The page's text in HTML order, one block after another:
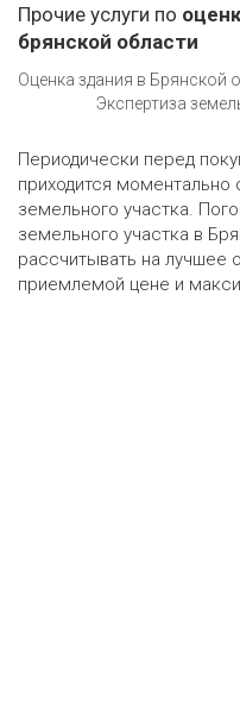
Прочие услуги по
брянской области
Оценка здания в Брянской
Экспертиза
Периодически перед
приходится
земельного участка.
земельного участка в
рассчитывать на лучшее
приемлемой цене и